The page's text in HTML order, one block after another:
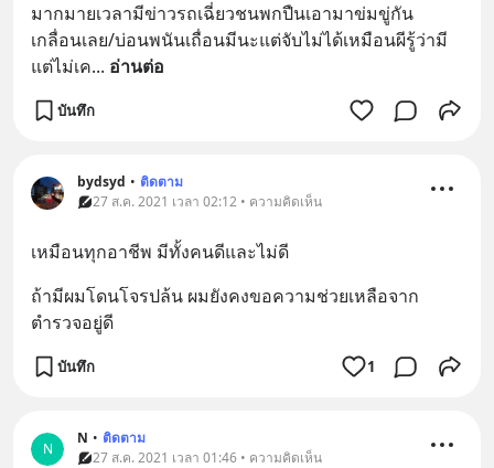
มากมายเวลามีข่าวรถเฉี่ยวชนพกปืนเอามาข่มขู่กัน
เกลื่อนเลย/บ่อนพนันเถื่อนมีนะแต่จับไม่ได้เหมือนผีรู้ว่ามี
แต่ไม่เค... อ่านต่อ
บันทึก
bydsyd • ติดตาม
27 ส.ค. 2021 เวลา 02:12 • ความคิดเห็น
เหมือนทุกอาชีพ มีทั้งคนดีและไม่ดี
ถ้ามีผมโดนโจรปล้น ผมยังคงขอความช่วยเหลือจาก
ตำรวจอยู่ดี
บันทึก 1
N
N • ติดตาม
27 ส.ค. 2021 เวลา 01:46 • ความคิดเห็น